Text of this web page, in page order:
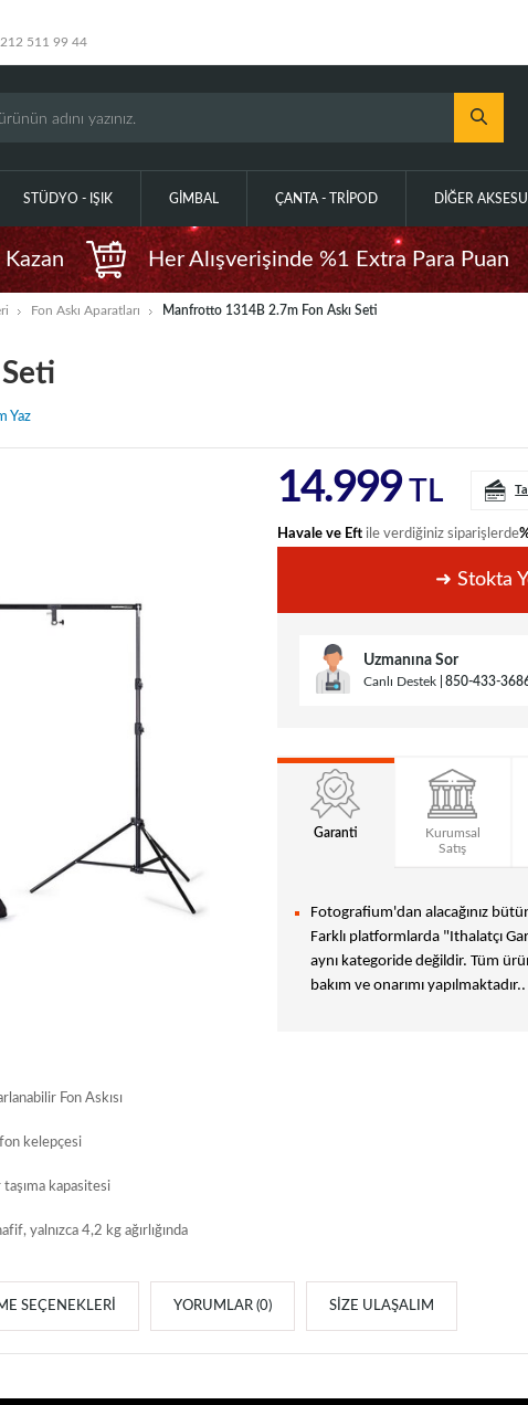
511 99 44
STÜDYO - IŞIK GIMBAL ÇANTA - TRIPOD DIĞER
Her Alışverişinde %1 Extra Para Puan
Fon Askı Aparatları Manfrotto 1314B 2.7m Fon Askı Seti
Yaz
Fon Askısı
kelepçesi
kapasitesi
yalnızca 4,2 kg ağırlığında
14.999 TL
Havale ve Eft ile verdiğiniz siparişlerde
➜ Stokta
Uzmanına Sor
Canlı Destek 850-433-
Garanti
Kurumsal
Satış
Fotografium'dan alacağınız
Farklı platformlarda "Ithalatçı
aynı kategoride değildir. Tüm
bakım ve onarımı yapılmaktadır..
SEÇENEKLERI YORUMLAR (0) SIZE ULAŞALIM